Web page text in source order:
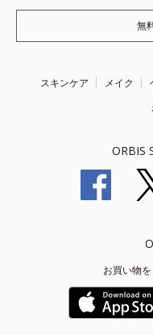
無
スキンケア メイク
ORBIS
お買い物